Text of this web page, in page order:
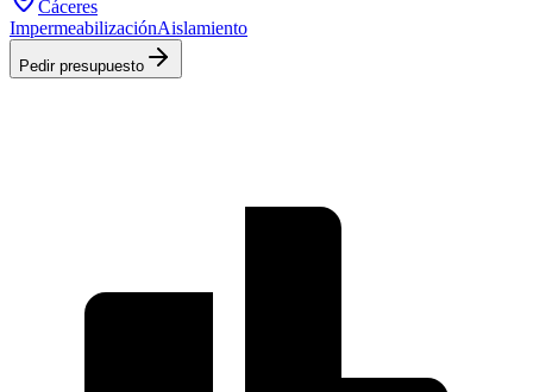
Cáceres
ImpermeabilizaciónAislamiento
Pedir presupuesto